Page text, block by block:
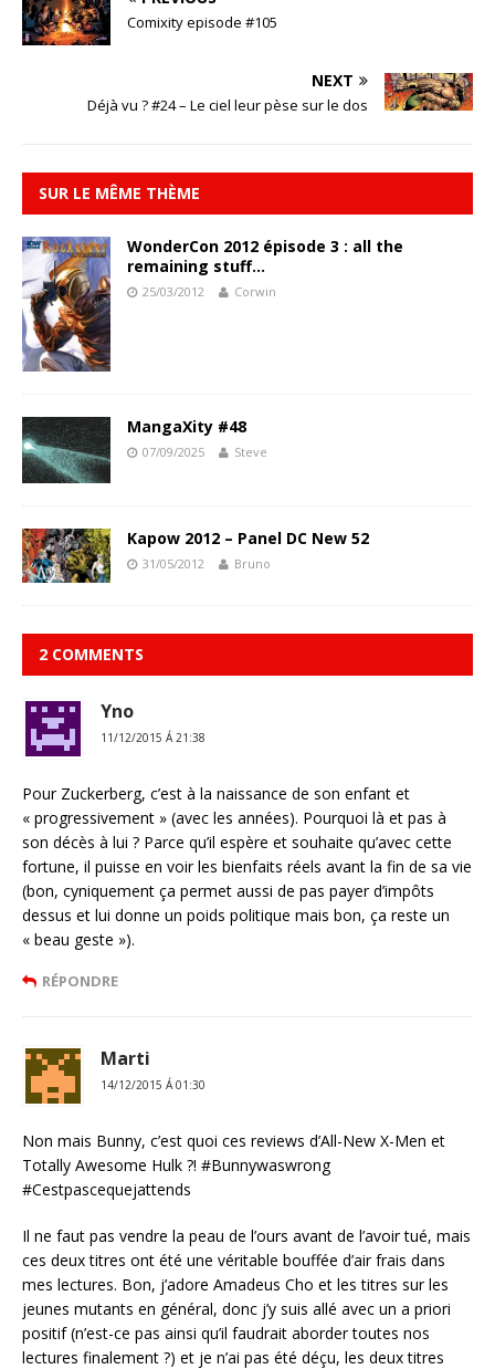
Comixity episode #105
NEXT
Déjà vu ? #24 – Le ciel leur pèse sur le dos
SUR LE MÊME THÈME
WonderCon 2012 épisode 3 : all the
remaining stuff…
25/03/2012 Corwin
MangaXity #48
07/09/2025 Steve
Kapow 2012 – Panel DC New 52
31/05/2012 Bruno
2 COMMENTS
Yno
11/12/2015 Á 21:38
Pour Zuckerberg, c’est à la naissance de son enfant et
« progressivement » (avec les années). Pourquoi là et pas à
son décès à lui ? Parce qu’il espère et souhaite qu’avec cette
fortune, il puisse en voir les bienfaits réels avant la fin de sa vie
(bon, cyniquement ça permet aussi de pas payer d’impôts
dessus et lui donne un poids politique mais bon, ça reste un
« beau geste »).
RÉPONDRE
Marti
14/12/2015 Á 01:30
Non mais Bunny, c’est quoi ces reviews d’All-New X-Men et
Totally Awesome Hulk ?! #Bunnywaswrong
#Cestpascequejattends
Il ne faut pas vendre la peau de l’ours avant de l’avoir tué, mais
ces deux titres ont été une véritable bouffée d’air frais dans
mes lectures. Bon, j’adore Amadeus Cho et les titres sur les
jeunes mutants en général, donc j’y suis allé avec un a priori
positif (n’est-ce pas ainsi qu’il faudrait aborder toutes nos
lectures finalement ?) et je n’ai pas été déçu, les deux titres